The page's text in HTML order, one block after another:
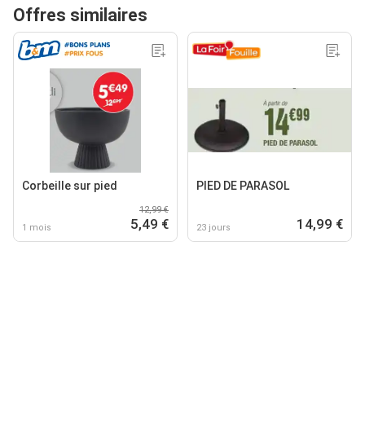
Offres similaires
Corbeille sur pied
1 mois
12,99 €
5,49 €
PIED DE PARASOL
23 jours 14,99 €